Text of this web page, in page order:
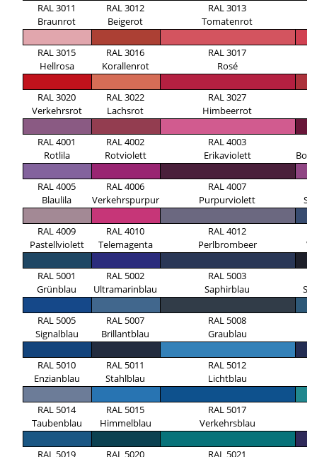
RAL 3011
Braunrot
RAL 3012
Beigerot
RAL 3013
Tomatenrot
RAL 3015
Hellrosa
RAL 3016
Korallenrot
RAL 3017
Rosé
RAL 3020
Verkehrsrot
RAL 3022
Lachsrot
RAL 3027
Himbeerrot
RAL 4001
Rotlila
RAL 4002
Rotviolett
RAL 4003
Erikaviolett
RAL 4005
Blaulila
RAL 4006
Verkehrspurpur
RAL 4007
Purpurviolett
RAL 4009
Pastellviolett
RAL 4010
Telemagenta
RAL 4012
Perlbrombeer
RAL 5001
Grünblau
RAL 5002
Ultramarinblau
RAL 5003
Saphirblau
RAL 5005
Signalblau
RAL 5007
Brillantblau
RAL 5008
Graublau
RAL 5010
Enzianblau
RAL 5011
Stahlblau
RAL 5012
Lichtblau
RAL 5014
Taubenblau
RAL 5015
Himmelblau
RAL 5017
Verkehrsblau
RAL 5019
RAL 5020
RAL 5021